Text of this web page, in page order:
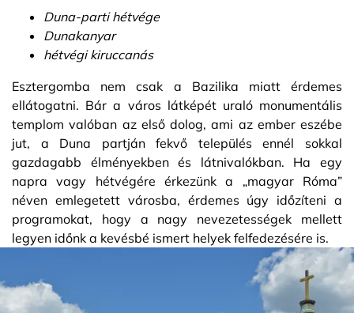
Duna-parti hétvége
Dunakanyar
hétvégi kiruccanás
Esztergomba nem csak a Bazilika miatt érdemes
ellátogatni. Bár a város látképét uraló monumentális
templom valóban az első dolog, ami az ember eszébe
jut, a Duna partján fekvő település ennél sokkal
gazdagabb élményekben és látnivalókban. Ha egy
napra vagy hétvégére érkezünk a „magyar Róma”
néven emlegetett városba, érdemes úgy időzíteni a
programokat, hogy a nagy nevezetességek mellett
legyen időnk a kevésbé ismert helyek felfedezésére is.